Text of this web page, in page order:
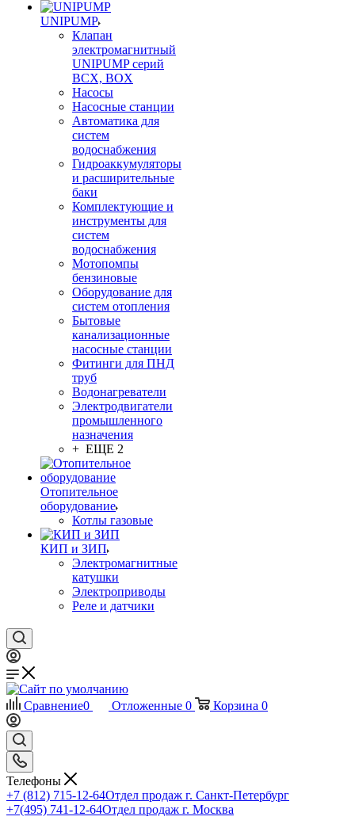
UNIPUMP
Клапан
электромагнитный
UNIPUMP серий
BCX, BOX
Насосы
Насосные станции
Автоматика для
систем
водоснабжения
Гидроаккумуляторы
и расширительные
баки
Комплектующие и
инструменты для
систем
водоснабжения
Мотопомпы
бензиновые
Оборудование для
систем отопления
Бытовые
канализационные
насосные станции
Фитинги для ПНД
труб
Водонагреватели
Электродвигатели
промышленного
назначения
+ ЕЩЕ 2
Отопительное
оборудование
Котлы газовые
КИП и ЗИП
Электромагнитные
катушки
Электроприводы
Реле и датчики
Сравнение0 Отложенные 0 Корзина 0
Телефоны
+7 (812) 715-12-64Отдел продаж г. Санкт-Петербург
+7(495) 741-12-64Отдел продаж г. Москва